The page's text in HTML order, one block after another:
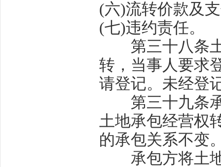
(六)流转价款及
(七)违约责任。
第三十八条
转，当事人要求
请登记。未经登
第三十九条
土地承包经营权
的承包关系不变
承包方将土地